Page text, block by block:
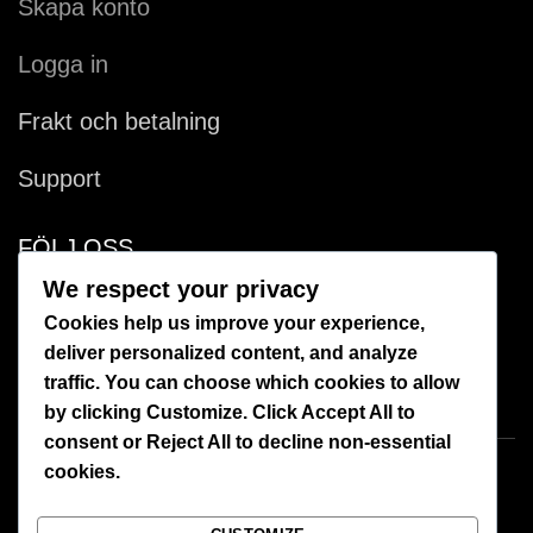
Skapa konto
Logga in
Frakt och betalning
Support
FÖLJ OSS
Facebook
Instagram
We respect your privacy
Cookies help us improve your experience,
deliver personalized content, and analyze
traffic. You can choose which cookies to allow
by clicking Customize. ClickAccept All
to
consent or Reject All
to decline non-essential
cookies.